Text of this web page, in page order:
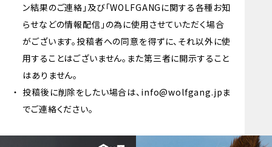
ン結果のご連絡」及び「WOLFGANGに関する各種お知
らせなどの情報配信」の為に使用させていただく場合
がございます。投稿者への同意を得ずに、それ以外に使
用することはございません。また第三者に開示すること
はありません。
投稿後に削除をしたい場合は、info@wolfgang.jpま
でご連絡ください。